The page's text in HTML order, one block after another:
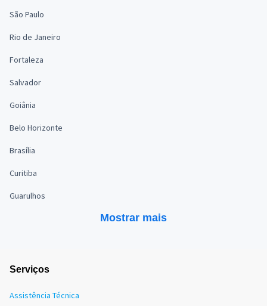
São Paulo
Rio de Janeiro
Fortaleza
Salvador
Goiânia
Belo Horizonte
Brasília
Curitiba
Guarulhos
Mostrar mais
Serviços
Assistência Técnica